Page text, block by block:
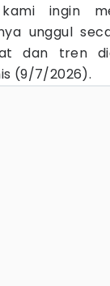
ingin
unggul
dan tren
(9/7/2026).